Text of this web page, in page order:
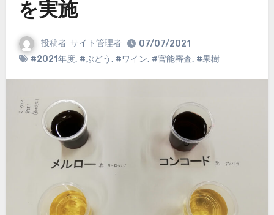
を実施
投稿者 サイト管理者
07/07/2021
#2021年度, #ぶどう, #ワイン, #官能審査, #果樹